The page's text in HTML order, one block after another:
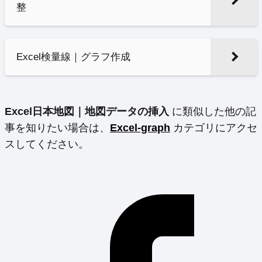
整
Excel検量線｜グラフ作成
Excel日本地図｜地図データの挿入 に類似した他の記
事を知りたい場合は、 Excel-graph カテゴリにアクセ
スしてください。